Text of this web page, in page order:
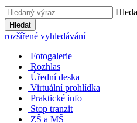
Hledat
rozšířené vyhledávání
Fotogalerie
Rozhlas
Úřední deska
Virtuální prohlídka
Praktické info
Stop tranzit
ZŠ a MŠ